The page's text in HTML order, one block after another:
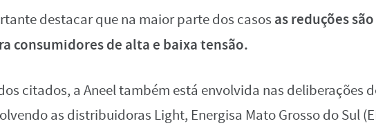
destacar que na maior parte dos casos as reduções são
consumidores de alta e baixa tensão.
citados, a Aneel também está envolvida nas deliberações
as distribuidoras Light, Energisa Mato Grosso do Sul